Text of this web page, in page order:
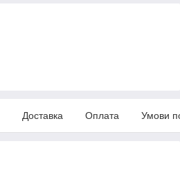
Доставка Оплата Умови